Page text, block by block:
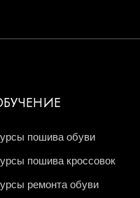
пошива обуви
пошива кроссовок
ремонта обуви